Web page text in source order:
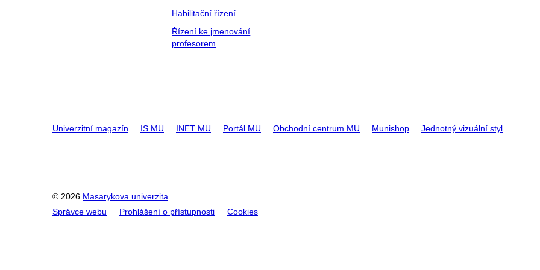
Habilitační řízení
Řízení ke jmenování
profesorem
Univerzitní magazín IS MU INET MU Portál MU Obchodní centrum MU Munishop Jednotný vizuální styl
© 2026 Masarykova univerzita
Správce webu
Prohlášení o přístupnosti Cookies